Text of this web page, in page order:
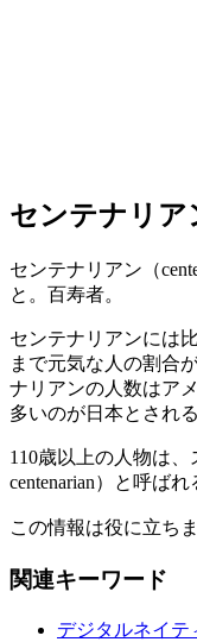
センテナリア
センテナリアン（
と。百寿者。
センテナリアンには
まで元気な人の割合
ナリアンの人数はア
多いのが日本とされる
110歳以上の人物は、
centenarian）と呼ばれ
この情報は役に立ち
関連キーワード
デジタルネイテ